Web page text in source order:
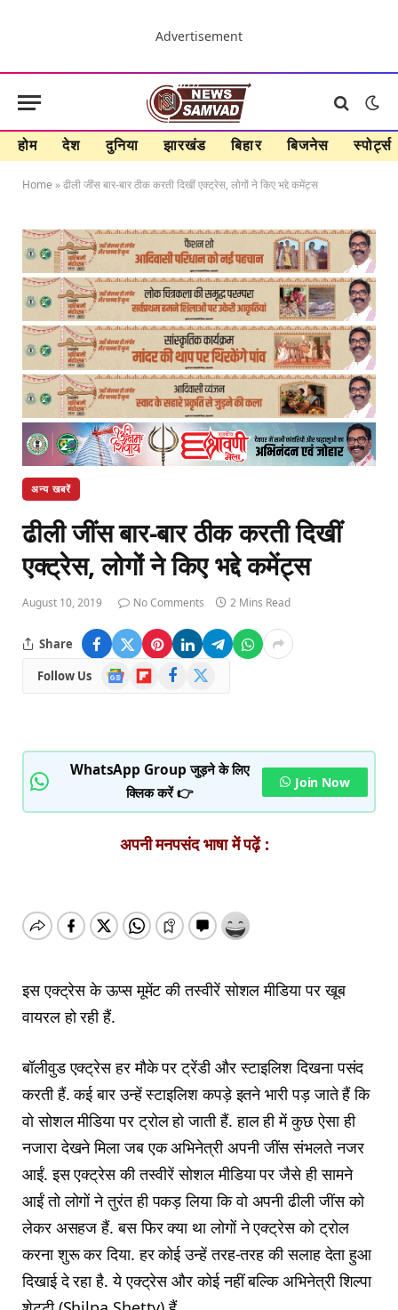
Advertisement
होम देश दुनिया झारखंड बिहार बिजनेस स्पोर्ट्स
Home »ढीली जींस बार-बार ठीक करती दिखीं एक्ट्रेस, लोगों ने किए भद्दे कमेंट्स
अन्य खबरें
ढीली जींस बार-बार ठीक करती दिखीं
एक्ट्रेस, लोगों ने किए भद्दे कमेंट्स
August 10, 2019 No Comments 2 Mins Read
Share
Follow Us
Google
News
FlipboardFacebook
WhatsApp Group जुड़ने के लिए
क्लिक करें 👉
Join Now
अपनी मनपसंद भाषा में पढ़ें :
इस एक्ट्रेस के ऊप्स मूमेंट की तस्वीरें सोशल मीडिया पर खूब
वायरल हो रही हैं.
बॉलीवुड एक्ट्रेस हर मौके पर ट्रेंडी और स्टाइलिश दिखना पसंद
करती हैं. कई बार उन्हें स्टाइलिश कपड़े इतने भारी पड़ जाते हैं कि
वो सोशल मीडिया पर ट्रोल हो जाती हैं. हाल ही में कुछ ऐसा ही
नजारा देखने मिला जब एक अभिनेत्री अपनी जींस संभलते नजर
आईं. इस एक्ट्रेस की तस्वीरें सोशल मीडिया पर जैसे ही सामने
आईं तो लोगों ने तुरंत ही पकड़ लिया कि वो अपनी ढीली जींस को
लेकर असहज हैं. बस फिर क्या था लोगों ने एक्ट्रेस को ट्रोल
करना शुरू कर दिया. हर कोई उन्हें तरह-तरह की सलाह देता हुआ
दिखाई दे रहा है. ये एक्ट्रेस और कोई नहीं बल्कि अभिनेत्री शिल्पा